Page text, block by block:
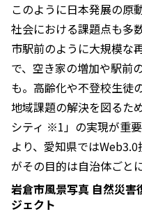
このように日本発展の原
社会における課題点も多
市駅前のように大規模な
で、空き家の増加や駅前
も。高齢化や不登校生徒
地域課題の解決を図るた
シティ ※1」の実現が重
より、愛知県では
がその目的は自治体ごと
岩倉市風景写真 自然災害
ジェクト